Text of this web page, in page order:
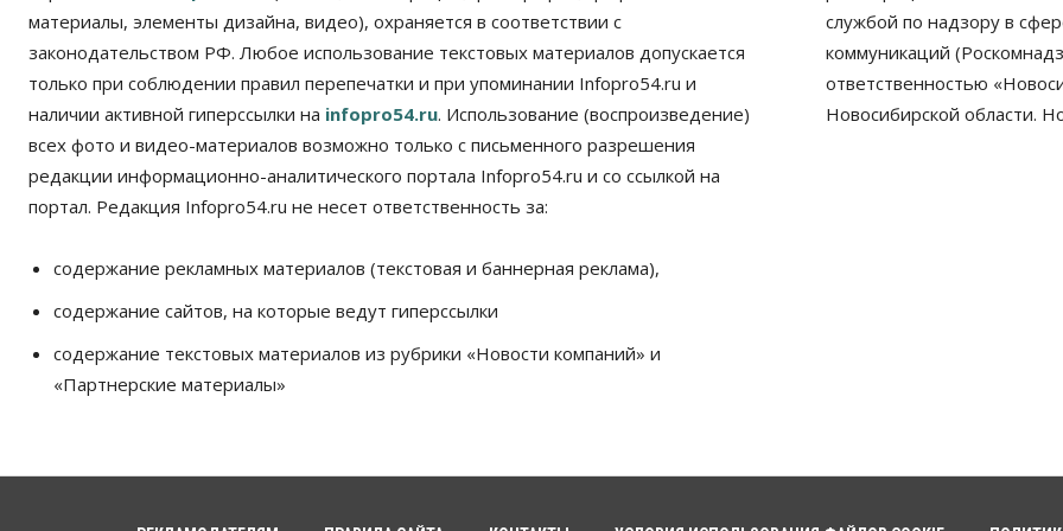
материалы, элементы дизайна, видео), охраняется в соответствии с
законодательством РФ. Любое использование текстовых материалов допускается
только при соблюдении правил перепечатки и при упоминании Infopro54.ru и
наличии активной гиперссылки на infopro54.ru. Использование (воспроизведение)
всех фото и видео-материалов возможно только с письменного разрешения
редакции информационно-аналитического портала Infopro54.ru и со ссылкой на
портал. Редакция Infopro54.ru не несет ответственность за:
содержание рекламных материалов (текстовая и баннерная реклама),
содержание сайтов, на которые ведут гиперссылки
содержание текстовых материалов из рубрики «Новости компаний» и
«Партнерские материалы»
службой по надзору в
коммуникаций
ответственностью
Новосибирской области.